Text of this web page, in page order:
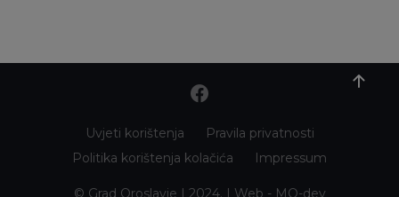
Uvjeti korištenja
Pravila privatnosti
Politika korištenja kolačića
Impressum
© Grad Oroslavje | 2024. | Web - MO-dev